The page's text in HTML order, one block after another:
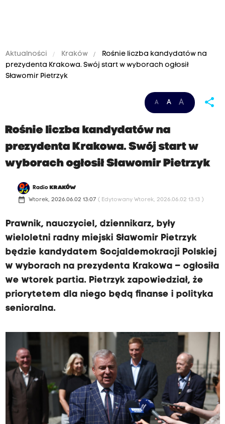
Aktualności Kraków
Rośnie liczba kandydatów na
prezydenta Krakowa. Swój start w wyborach ogłosił
Sławomir Pietrzyk
A A A share
Rośnie liczba kandydatów na
prezydenta Krakowa. Swój start w
wyborach ogłosił Sławomir Pietrzyk
Radio KRAKÓW
date_range Wtorek, 2026.06.02 13:07 ( Edytowany Wtorek, 2026.06.02 13:13 )
Prawnik, nauczyciel, dziennikarz, były
wieloletni radny miejski Sławomir Pietrzyk
będzie kandydatem Socjaldemokracji Polskiej
w wyborach na prezydenta Krakowa – ogłosiła
we wtorek partia. Pietrzyk zapowiedział, że
priorytetem dla niego będą finanse i polityka
senioralna.